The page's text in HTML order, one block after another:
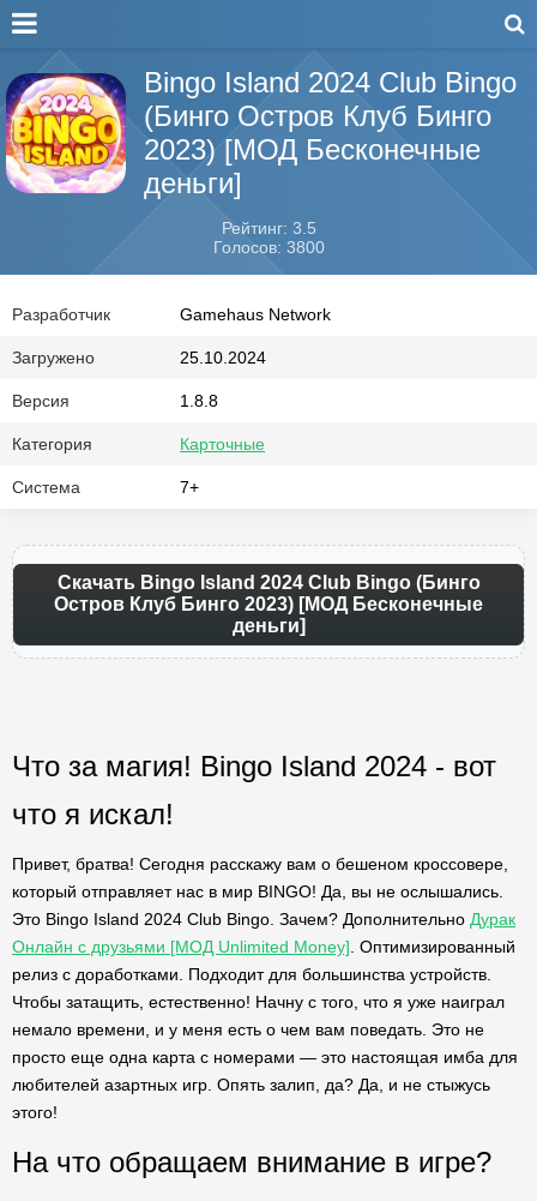
Bingo Island 2024 Club Bingo
(Бинго Остров Клуб Бинго
2023) [МОД Бесконечные
деньги]
Рейтинг: 3.5
Голосов: 3800
Разработчик Gamehaus Network
Загружено 25.10.2024
Версия 1.8.8
Категория Карточные
Система 7+
Скачать Bingo Island 2024 Club Bingo (Бинго
Остров Клуб Бинго 2023) [МОД Бесконечные
деньги]
Что за магия! Bingo Island 2024 - вот
что я искал!
Привет, братва! Сегодня расскажу вам о бешеном кроссовере,
который отправляет нас в мир BINGO! Да, вы не ослышались.
Это Bingo Island 2024 Club Bingo. Зачем? Дополнительно Дурак
Онлайн с друзьями [МОД Unlimited Money] . Оптимизированный
релиз с доработками. Подходит для большинства устройств.
Чтобы затащить, естественно! Начну с того, что я уже наиграл
немало времени, и у меня есть о чем вам поведать. Это не
просто еще одна карта с номерами — это настоящая имба для
любителей азартных игр. Опять залип, да? Да, и не стыжусь
этого!
На что обращаем внимание в игре?